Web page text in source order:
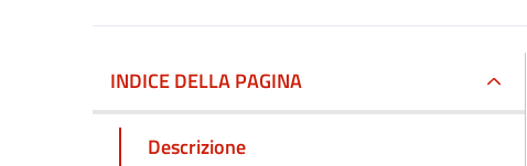
INDICE DELLA PAGINA
Descrizione